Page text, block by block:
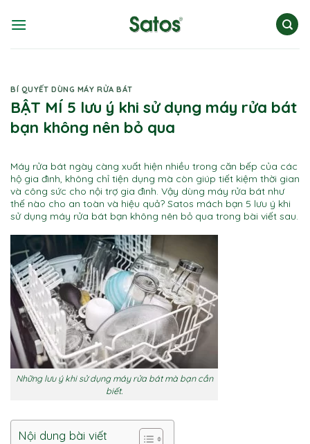
BÍ QUYẾT DÙNG MÁY RỬA BÁT
BẬT MÍ 5 lưu ý khi sử dụng máy rửa bát
bạn không nên bỏ qua
Máy rửa bát ngày càng xuất hiện nhiều trong căn bếp của các
hộ gia đình, không chỉ tiện dụng mà còn giúp tiết kiệm thời gian
và công sức cho nội trợ gia đình. Vậy dùng máy rửa bát như
thế nào cho an toàn và hiệu quả? Satos mách bạn 5 lưu ý khi
sử dụng máy rửa bát bạn không nên bỏ qua trong bài viết sau.
Những lưu ý khi sử dụng máy rửa bát mà bạn cần
biết.
Nội dung bài viết